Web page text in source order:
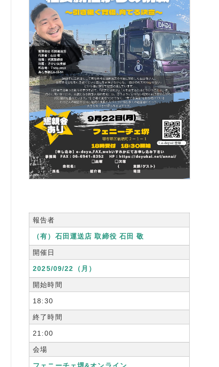
入会案内
よくある質問
事務局
事務局のご案内
コンテンツ
コラム
ニュース
書籍紹介
06-6944-1251
FAX: 06-6941-8352
大阪市中央区農人橋2丁目-1-30 谷町八木ビル4F
報告者
（有）石田運送店 取締役 石田 敬
開催日
2025/09/22（月）
開始時間
18:30
終了時間
21:00
会場